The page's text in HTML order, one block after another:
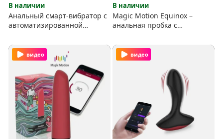
В наличии
Анальный смарт-вибратор с
автоматизированной
В наличии
Magic Motion Equinox –
анальная пробка с
видео видео